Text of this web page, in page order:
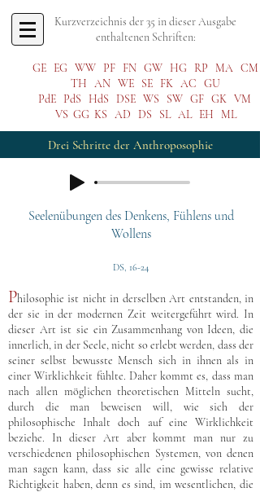
Kurzverzeichnis der 35 in dieser Ausgabe
enthaltenen Schriften:
GE EG WW PF FN GW HG RP MA CM
TH AN WE SE FK AC GU
PdE
PdS HdS DSE WS SW GF GK VM
VS GG KS AD DS SL AL EH ML
Drei Schritte der Anthroposophie
Seelenübungen des Denkens, Fühlens und
Wollens
DS, 16-24
Philosophie ist nicht in derselben Art entstanden, in
der sie in der modernen Zeit weitergeführt wird. In
dieser Art ist sie ein Zusammenhang von Ideen, die
innerlich, in der Seele, nicht so erlebt werden, dass der
seiner selbst bewusste Mensch sich in ihnen als in
einer Wirklichkeit fühlte. Daher kommt es, dass man
nach allen möglichen theoretischen Mitteln sucht,
durch die man beweisen will, wie sich der
philosophische Inhalt doch auf eine Wirklichkeit
beziehe. In dieser Art aber kommt man nur zu
verschiedenen philosophischen Systemen, von denen
man sagen kann, dass sie alle eine gewisse relative
Richtigkeit haben, denn es sind, im wesentlichen, die